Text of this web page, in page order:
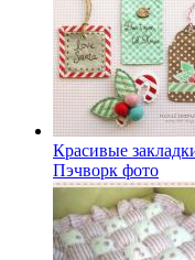
Красивые
Пэчворк фото